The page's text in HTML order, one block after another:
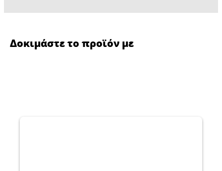
Δοκιμάστε το προϊόν με